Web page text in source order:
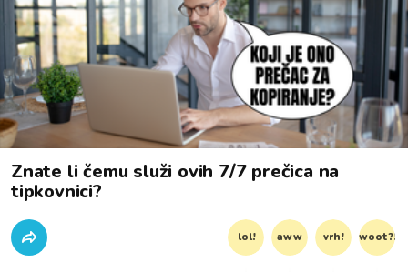
Znate li čemu služi ovih 7/7 prečica na
tipkovnici?
lol! aww vrh! woot?!